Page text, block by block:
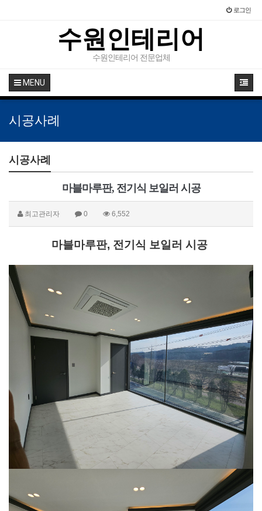
로그인
수원인테리어
수원인테리어 전문업체
MENU
시공사례
시공사례
마블마루판, 전기식 보일러 시공
최고관리자 0 6,552
마블마루판, 전기식 보일러 시공